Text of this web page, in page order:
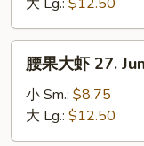
Jumbo
Shrimp
with
Peanuts
27.
腰果大虾 27.
小 Sm.: $8.75
大 Lg.: $12.50